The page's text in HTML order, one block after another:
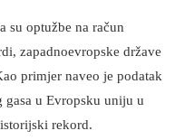
su optužbe na račun
zapadnoevropske države
primjer naveo je podatak
u Evropsku uniju u
rekord.